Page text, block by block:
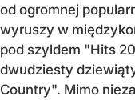
od ogromnej
wyruszy w
pod szyldem "Hits
dwudziesty
Country". Mimo